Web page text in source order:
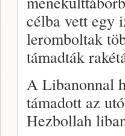
célba vett egy
leromboltak
támadták
A Libanonnal
támadott az
Hezbollah